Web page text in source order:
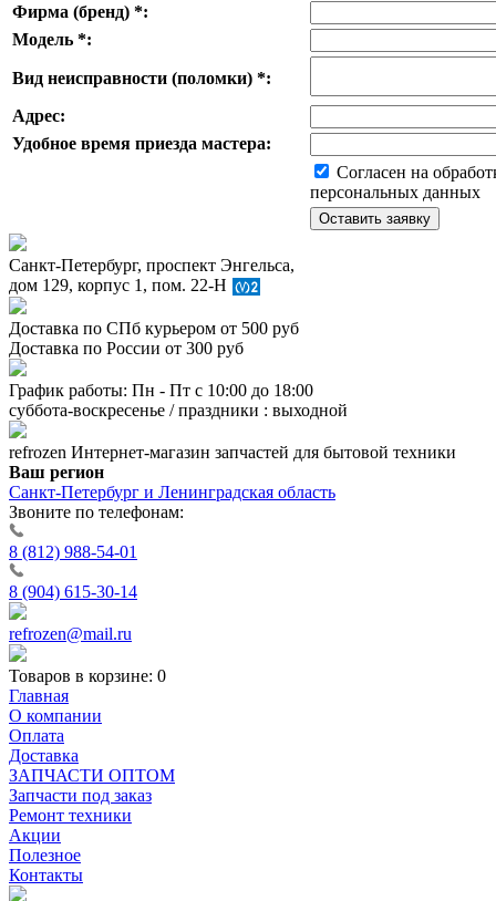
Фирма (бренд) *:
Модель *:
Вид неисправности (поломки) *:
Адрес:
Удобное время приезда мастера:
Согласен на
персональных данных
Санкт-Петербург, проспект Энгельса,
дом 129, корпус 1, пом. 22-Н
Доставка по СПб курьером от 500 руб
Доставка по России от 300 руб
График работы: Пн - Пт с 10:00 до 18:00
суббота-воскресенье / праздники : выходной
refrozen Интернет-магазин запчастей для бытовой техники
Ваш регион
Санкт-Петербург и Ленинградская область
Звоните по телефонам:
8 (812) 988-54-01
8 (904) 615-30-14
refrozen@mail.ru
Товаров в корзине: 0
Главная
О компании
Оплата
Доставка
ЗАПЧАСТИ ОПТОМ
Запчасти под заказ
Ремонт техники
Акции
Полезное
Контакты